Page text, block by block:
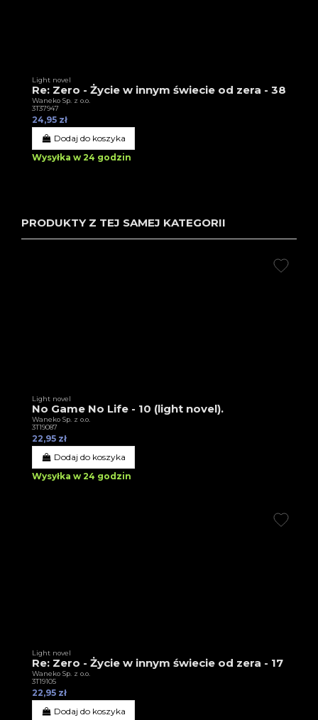
Light novel
Re: Zero - Życie w innym świecie od zera - 38
Waneko Sp. z o.o.
3T37947
24,95 zł
Dodaj do koszyka
Wysyłka w 24 godzin
PRODUKTY Z TEJ SAMEJ KATEGORII
Light novel
No Game No Life - 10 (light novel).
Waneko Sp. z o.o.
3T19087
22,95 zł
Dodaj do koszyka
Wysyłka w 24 godzin
Light novel
Re: Zero - Życie w innym świecie od zera - 17
Waneko Sp. z o.o.
3T19105
22,95 zł
Dodaj do koszyka